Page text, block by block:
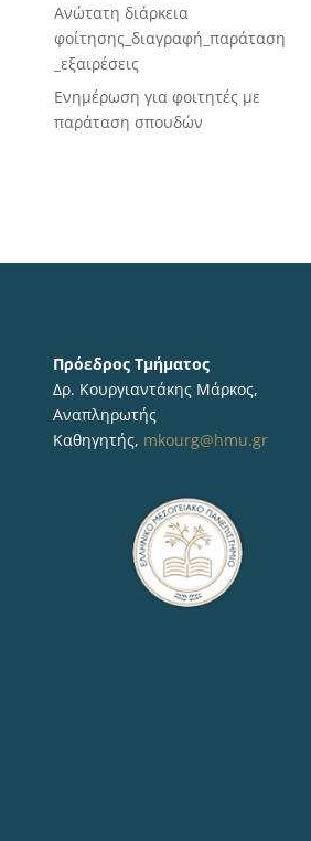
Ανώτατη διάρκεια
φοίτησης_διαγραφή_παράταση
_εξαιρέσεις
Ενημέρωση για φοιτητές με
παράταση σπουδών
Πρόεδρος Τμήματος
Δρ. Κουργιαντάκης Μάρκος,
Αναπληρωτής
Καθηγητής, mkourg@hmu.gr